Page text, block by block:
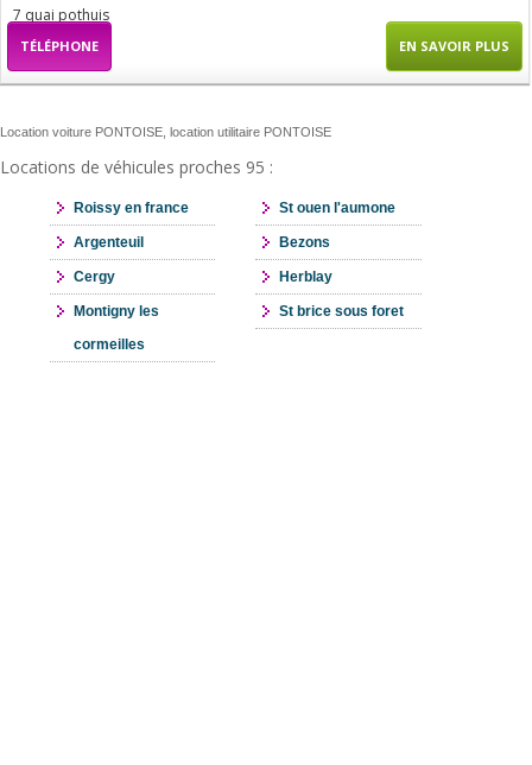
7 quai pothuis
TÉLÉPHONE EN SAVOIR PLUS
Location voiture PONTOISE, location utilitaire PONTOISE
Locations de véhicules proches 95 :
Roissy en france St ouen l'aumone
Argenteuil Bezons
Cergy Herblay
Montigny les
cormeilles
St brice sous foret